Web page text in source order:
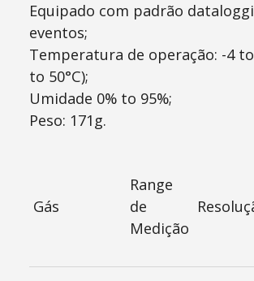
Equipado com padrão
eventos;
Temperatura de operação: -4 to
to 50°C);
Umidade 0% to 95%;
Peso: 171g.
Gás
Range
de
Medição